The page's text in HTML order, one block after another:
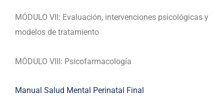
MÓDULO VII: Evaluación, intervenciones psicológicas y
modelos de tratamiento
MÓDULO VIII: Psicofarmacología
Manual Salud Mental Perinatal Final